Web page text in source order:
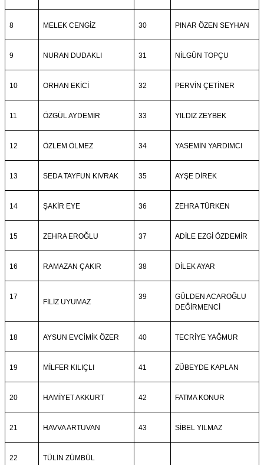
8 MELEK CENGİZ 30 PINAR ÖZEN SEYHAN
9 NURAN DUDAKLI 31 NİLGÜN TOPÇU
10 ORHAN EKİCİ 32 PERVİN ÇETİNER
11 ÖZGÜL AYDEMİR 33 YILDIZ ZEYBEK
12 ÖZLEM ÖLMEZ 34 YASEMİN YARDIMCI
13 SEDA TAYFUN KIVRAK 35 AYŞE DİREK
14 ŞAKİR EYE 36 ZEHRA TÜRKEN
15 ZEHRA EROĞLU 37 ADİLE EZGİ ÖZDEMİR
16 RAMAZAN ÇAKIR 38 DİLEK AYAR
17
FİLİZ UYUMAZ
39
GÜLDEN ACAROĞLU
DEĞİRMENCİ
18 AYSUN EVCİMİK ÖZER 40 TECRİYE YAĞMUR
19 MİLFER KILIÇLI 41 ZÜBEYDE KAPLAN
20 HAMİYET AKKURT 42 FATMA KONUR
21 HAVVA ARTUVAN 43 SİBEL YILMAZ
22 TÜLİN ZÜMBÜL